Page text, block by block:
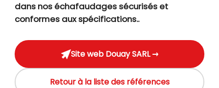
dans nos échafaudages sécurisés et
conformes aux spécifications..
Site web Douay SARL →
Retour à la liste des références